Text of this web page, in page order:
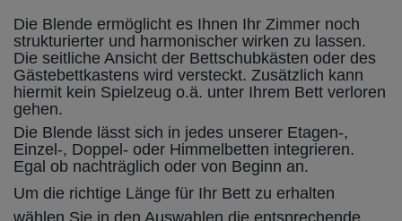
Die Blende ermöglicht es Ihnen Ihr Zimmer noch
strukturierter und harmonischer wirken zu lassen.
Die seitliche Ansicht der Bettschubkästen oder des
Gästebettkastens wird versteckt. Zusätzlich kann
hiermit kein Spielzeug o.ä. unter Ihrem Bett verloren
gehen.
Die Blende lässt sich in jedes unserer Etagen-,
Einzel-, Doppel- oder Himmelbetten integrieren.
Egal ob nachträglich oder von Beginn an.
Um die richtige Länge für Ihr Bett zu erhalten